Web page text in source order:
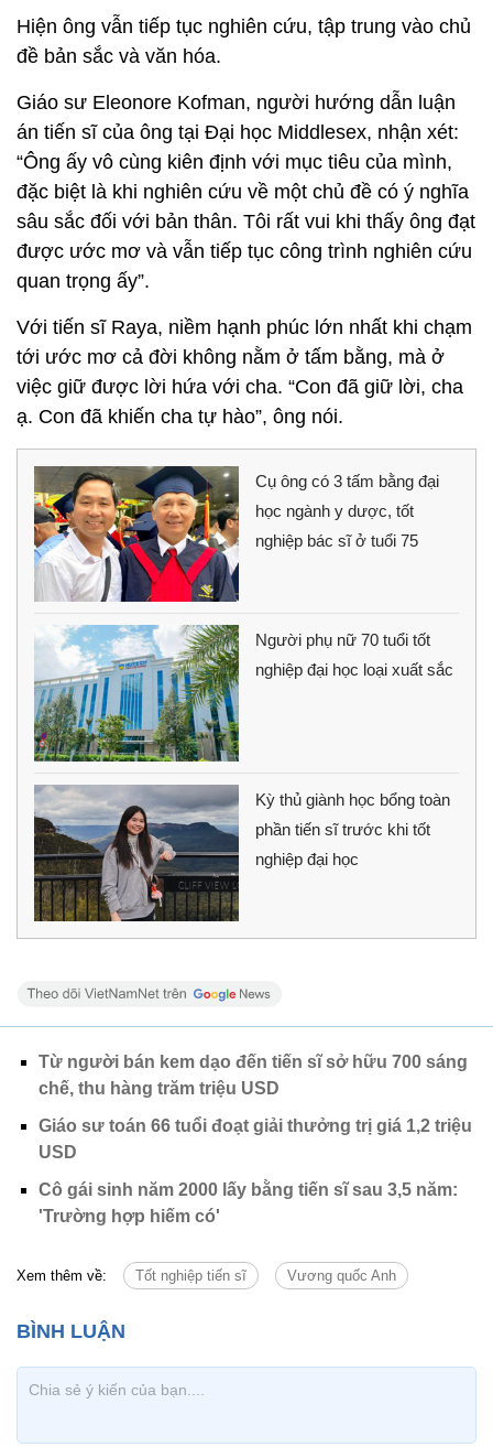
Hiện ông vẫn tiếp tục nghiên cứu, tập trung vào chủ
đề bản sắc và văn hóa.
Giáo sư Eleonore Kofman, người hướng dẫn luận
án tiến sĩ của ông tại Đại học Middlesex, nhận xét:
“Ông ấy vô cùng kiên định với mục tiêu của mình,
đặc biệt là khi nghiên cứu về một chủ đề có ý nghĩa
sâu sắc đối với bản thân. Tôi rất vui khi thấy ông đạt
được ước mơ và vẫn tiếp tục công trình nghiên cứu
quan trọng ấy”.
Với tiến sĩ Raya, niềm hạnh phúc lớn nhất khi chạm
tới ước mơ cả đời không nằm ở tấm bằng, mà ở
việc giữ được lời hứa với cha. “Con đã giữ lời, cha
ạ. Con đã khiến cha tự hào”, ông nói.
Cụ ông có 3 tấm bằng đại
học ngành y dược, tốt
nghiệp bác sĩ ở tuổi 75
Người phụ nữ 70 tuổi tốt
nghiệp đại học loại xuất sắc
Kỳ thủ giành học bổng toàn
phần tiến sĩ trước khi tốt
nghiệp đại học
Từ người bán kem dạo đến tiến sĩ sở hữu 700 sáng
chế, thu hàng trăm triệu USD
Giáo sư toán 66 tuổi đoạt giải thưởng trị giá 1,2 triệu
USD
Cô gái sinh năm 2000 lấy bằng tiến sĩ sau 3,5 năm:
'Trường hợp hiếm có'
Xem thêm về: Tốt nghiệp tiến sĩ Vương quốc Anh